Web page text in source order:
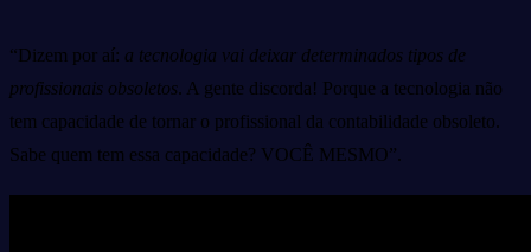
“Dizem por aí: a tecnologia vai deixar determinados tipos de
profissionais obsoletos. A gente discorda! Porque a tecnologia não
tem capacidade de tornar o profissional da contabilidade obsoleto.
Sabe quem tem essa capacidade? VOCÊ MESMO”.